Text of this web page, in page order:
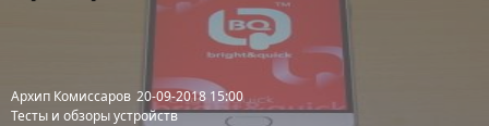
Строительство и ремонт
Финансы
Сотрудничество
Архип Комиссаров 20-09-2018 15:00
Тесты и обзоры устройств